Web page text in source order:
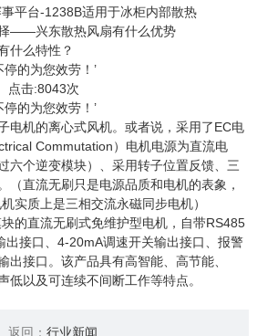
平台-1238B适用于冰柜内部散热
——兴东散热风扇有什么优势
什么特性？
的为您效劳！’
点击:8043次
停的为您效劳！’
电机的离心式风机。或者说，采用了EC电
Commutation）电机电源为直流电
六个逆变模块）、采用转子位置反馈、三
（直流无刷只是电源品质和电机的表象，
实质上是三相交流永磁同步电机）
的直流无刷式免维护型电机，自带RS485
出接口、4-20mA调速开关输出接口、报警
出接口。该产品具有高智能、高节能、
低以及可连续不间断工作等特点。
返回： 行业新闻